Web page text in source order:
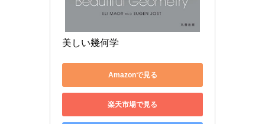
美しい幾何学
Amazonで見る
楽天市場で見る